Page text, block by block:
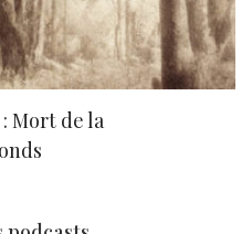
: Mort de la